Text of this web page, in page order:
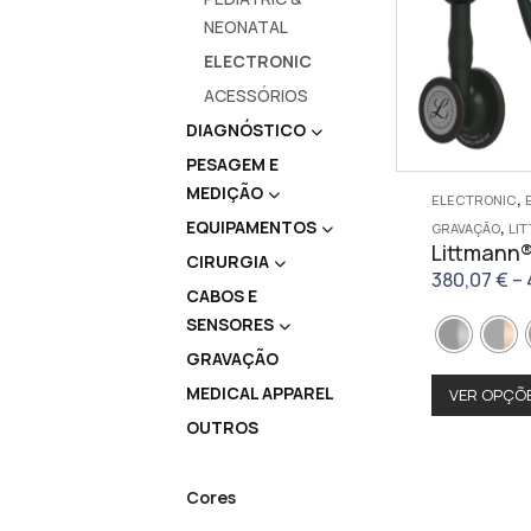
NEONATAL
ELECTRONIC
ACESSÓRIOS
DIAGNÓSTICO
PESAGEM E
MEDIÇÃO
EQUIPAMENTOS
CIRURGIA
CABOS E
SENSORES
GRAVAÇÃO
MEDICAL APPAREL
OUTROS
Cores
ELECTRONIC,
GRAVAÇÃO,
380,07€ –
VER